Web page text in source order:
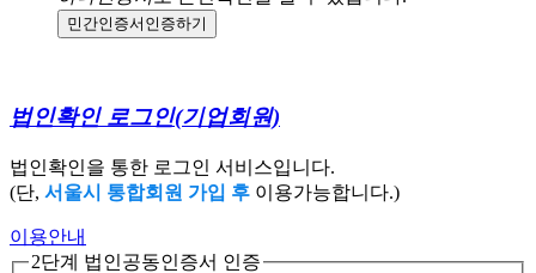
민간인증서 인증하기
법인확인 로그인(기업회원)
법인확인을 통한 로그인 서비스입니다.
(단, 서울시 통합회원 가입 후 이용가능합니다.)
이용안내
2단계 법인공동인증서 인증